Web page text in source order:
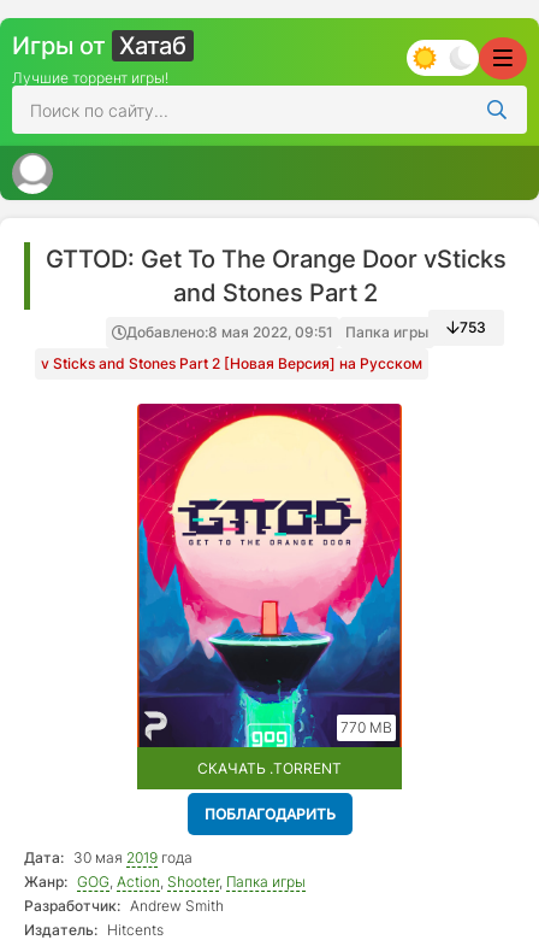
Игры от Хатаб
Лучшие торрент игры!
GTTOD: Get To The Orange Door vSticks
and Stones Part 2
Добавлено:8 мая 2022, 09:51
Папка игры
v Sticks and Stones Part 2 [Новая Версия] на Русском
753
770 MB
СКАЧАТЬ .TORRENT
ПОБЛАГОДАРИТЬ
Дата: 30 мая 2019 года
Жанр: GOG, Action, Shooter, Папка игры
Разработчик: Andrew Smith
Издатель: Hitcents